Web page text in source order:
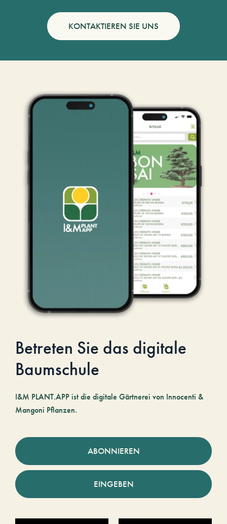
KONTAKTIEREN SIE UNS
Betreten Sie das digitale
Baumschule
I&M PLANT.APP ist die digitale Gärtnerei von Innocenti &
Mangoni Pflanzen.
ABONNIEREN
EINGEBEN